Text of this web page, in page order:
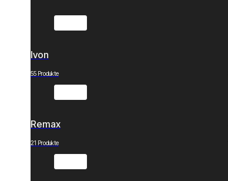
Ivon
55 Produkte
Remax
21 Produkte